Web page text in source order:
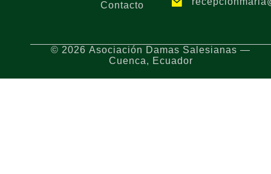
Contacto
© 2026 Asociación Damas Salesianas —
Cuenca, Ecuador